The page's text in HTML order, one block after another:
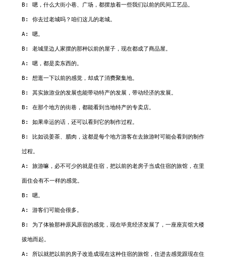
B: 嗯，什么大街小巷、广场，都摆放着一些我们以前的民间工艺品。
B: 你去过老城吗？咱们这儿的老城。
A: 嗯。
B: 老城里边人家摆的那种以前的屋子，现在都成了商品屋。
A: 嗯，都是卖东西的。
B: 想逛一下以前的感觉，却成了消费聚集地。
B: 其实旅游业的发展也能带动特产的发展，带动经济的发展。
B: 在那个地方的街巷，都能看到当地特产的专卖店。
B: 如果幸运的话，还可以看到它的制作过程。
B: 比如说姜茶、腊肉，这都是每个地方游客在去旅游时可能会看到的制作
过程。
A: 旅游嘛，必不可少的就是住宿，把以前的老房子当成住宿的旅馆，在里
面住会有不一样的感觉。
B: 嗯。
A: 游客们可能会很多。
B: 为了体验那种原风原宿的感觉，现在毕竟经济发展了，一座座宾馆大楼
拔地而起。
A: 所以就把以前的房子改造成现在这种住宿的旅馆，住进去感觉跟现在住